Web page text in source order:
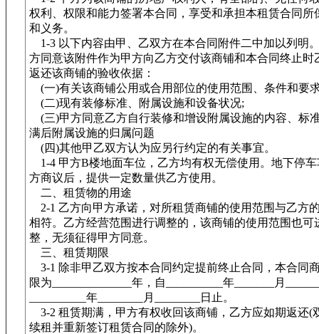
权利、权限和能力签署本合同，享受和承担本租赁合同所
和义务。
1-3 以下内容由甲、乙双方在本合同附件二中加以列明
方同意该附件作为甲方向乙方交付该商铺和本合同终止时
返还该商铺的验收依据：
(一)有关该商铺公用或合用部位的使用范围、条件和要
(二)现有装修标准、附属设施和设备状况;
(三)甲方同意乙方自行装修和增设附属设施的内容、标
满后附属设施的归属问题
(四)其他甲乙双方认为应另行约定的有关事宜。
1-4 甲方B楼地面车位，乙方均有权无偿使用。地下停
方商议后，提供一定数量供乙方使用。
二、租赁物的用途
2-1 乙方向甲方承诺，对所租赁商铺的使用范围与乙方
相符。乙方经营范围进行调整的，该商铺的使用范围也可
整，无须征得甲方同意。
三、租赁期限
3-1 除非甲乙双方按本合同约定提前终止合同，本合同
限为______________年，自__________年_______月
__________年________月________日止。
3-2 租赁期满，甲方有权收回该商铺，乙方应如期返还(
续租并重新签订租赁合同的除外)。